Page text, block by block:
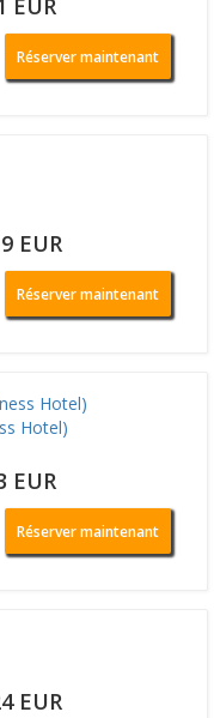
EUR
Réserver maintenant
EUR
Réserver maintenant
Hotel)
EUR
Réserver maintenant
EUR